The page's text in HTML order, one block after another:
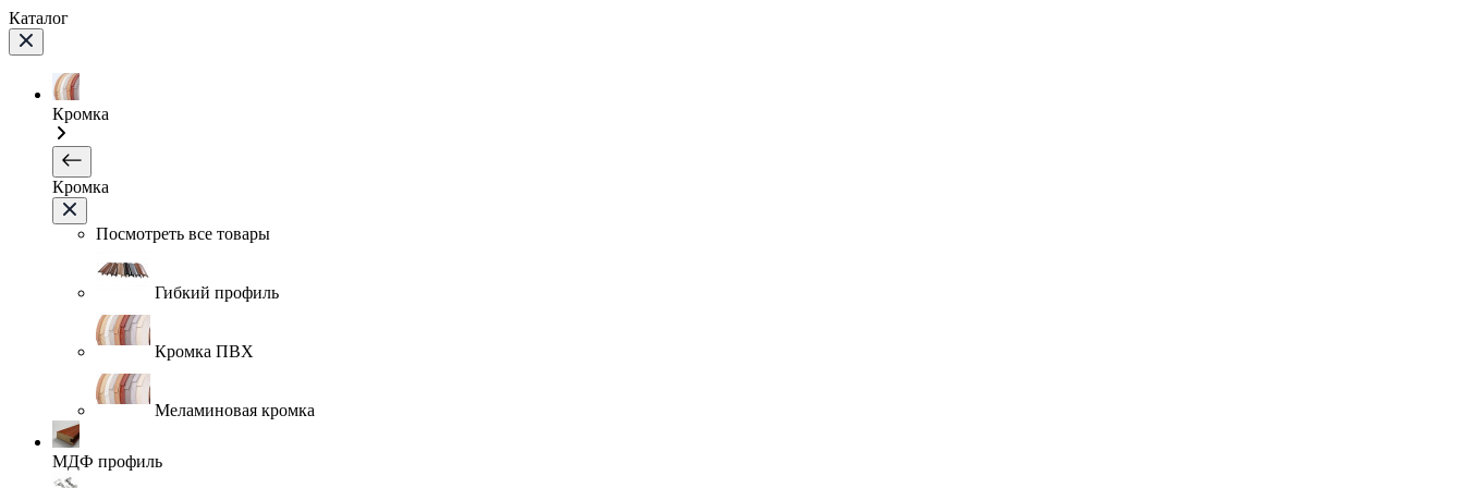
Каталог
Кромка
Кромка
Посмотреть все товары
Гибкий профиль
Кромка ПВХ
Меламиновая кромка
МДФ профиль